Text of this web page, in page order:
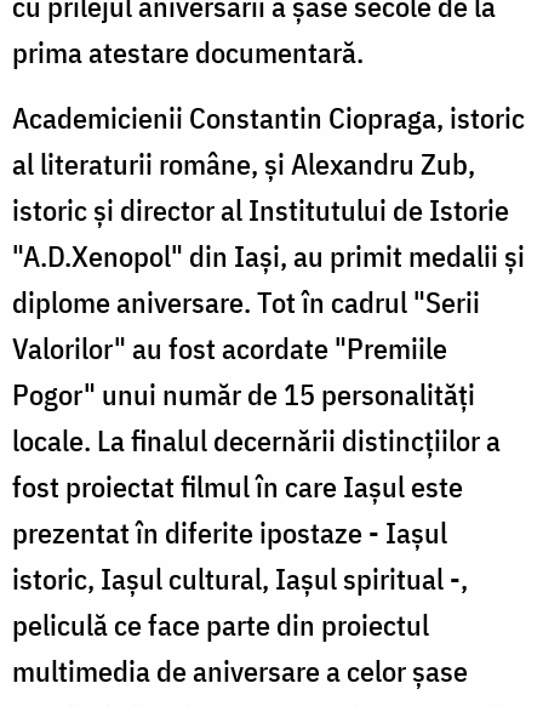
prima atestare documentară.
Academicienii Constantin Ciopraga, istoric
al literaturii române, şi Alexandru Zub,
istoric şi director al Institutului de Istorie
"A.D.Xenopol" din Iaşi, au primit medalii şi
diplome aniversare. Tot în cadrul "Serii
Valorilor" au fost acordate "Premiile
Pogor" unui număr de 15 personalităţi
locale. La finalul decernării distincţiilor a
fost proiectat filmul în care Iaşul este
prezentat în diferite ipostaze - Iaşul
istoric, Iaşul cultural, Iaşul spiritual -,
peliculă ce face parte din proiectul
multimedia de aniversare a celor şase